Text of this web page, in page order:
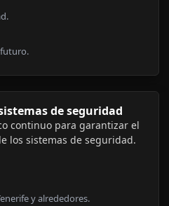
de seguridad
continuo para garantizar el
los sistemas de seguridad.
y alrededores.